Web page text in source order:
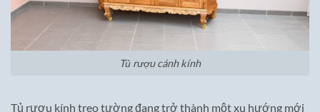
Tủ rượu cánh kính
Tủ rượu kính treo tường đang trở thành một xu hướng mới